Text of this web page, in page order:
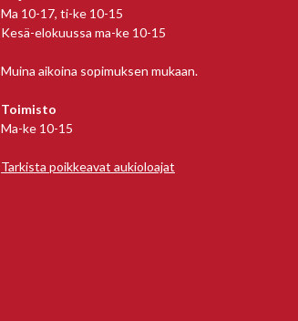
Ma 10-17, ti-ke 10-15
Kesä-elokuussa ma-ke 10-15
Muina aikoina sopimuksen mukaan.
Toimisto
Ma-ke 10-15
Tarkista poikkeavat aukioloajat